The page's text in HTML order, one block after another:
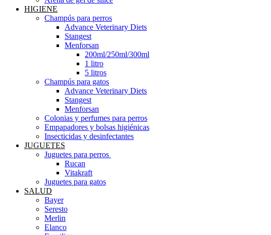
HIGIENE
Champús para perros
Advance Veterinary Diets
Stangest
Menforsan
200ml/250ml/300ml
1 litro
5 litros
Champús para gatos
Advance Veterinary Diets
Stangest
Menforsan
Colonias y perfumes para perros
Empapadores y bolsas higiénicas
Insecticidas y desinfectantes
JUGUETES
Juguetes para perros ​
Rucan
Vitakraft
Juguetes para gatos
SALUD
Bayer
Seresto
Merlin
Elanco